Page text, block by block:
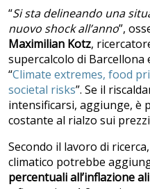
“Si sta delineando una
nuovo shock all’anno”,
Maximilian Kotz,
supercalcolo di
“Climate extremes, food
societal risks”. Se il
intensificarsi, aggiunge, è
costante al rialzo sui
Secondo il lavoro di ricerca,
climatico potrebbe
percentuali all’inflazione